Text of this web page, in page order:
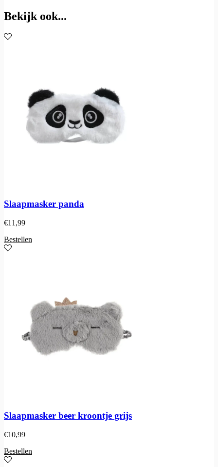
Bekijk ook...
Slaapmasker panda
€11,99
Bestellen
Slaapmasker beer kroontje grijs
€10,99
Bestellen